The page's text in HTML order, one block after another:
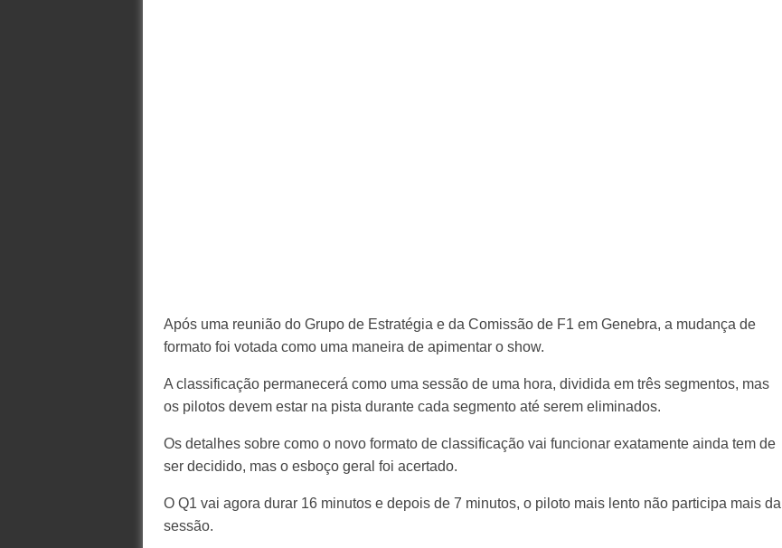
Após uma reunião do Grupo de Estratégia e da Comissão de F1 em Genebra, a mudança de
formato foi votada como uma maneira de apimentar o show.
A classificação permanecerá como uma sessão de uma hora, dividida em três segmentos, mas
os pilotos devem estar na pista durante cada segmento até serem eliminados.
Os detalhes sobre como o novo formato de classificação vai funcionar exatamente ainda tem de
ser decidido, mas o esboço geral foi acertado.
O Q1 vai agora durar 16 minutos e depois de 7 minutos, o piloto mais lento não participa mais da
sessão.